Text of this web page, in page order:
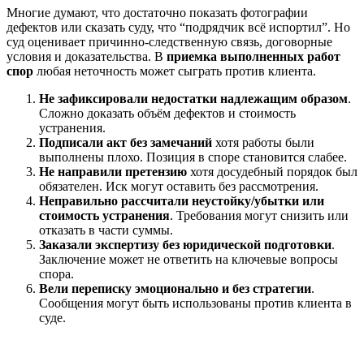
Многие думают, что достаточно показать фотографии
дефектов или сказать суду, что “подрядчик всё испортил”. Но
суд оценивает причинно-следственную связь, договорные
условия и доказательства. В приемка выполненных работ
спор любая неточность может сыграть против клиента.
Не зафиксировали недостатки надлежащим образом.
Сложно доказать объём дефектов и стоимость
устранения.
Подписали акт без замечаний хотя работы были
выполнены плохо. Позиция в споре становится слабее.
Не направили претензию хотя досудебный порядок был
обязателен. Иск могут оставить без рассмотрения.
Неправильно рассчитали неустойку/убытки или
стоимость устранения. Требования могут снизить или
отказать в части суммы.
Заказали экспертизу без юридической подготовки.
Заключение может не ответить на ключевые вопросы
спора.
Вели переписку эмоционально и без стратегии.
Сообщения могут быть использованы против клиента в
суде.